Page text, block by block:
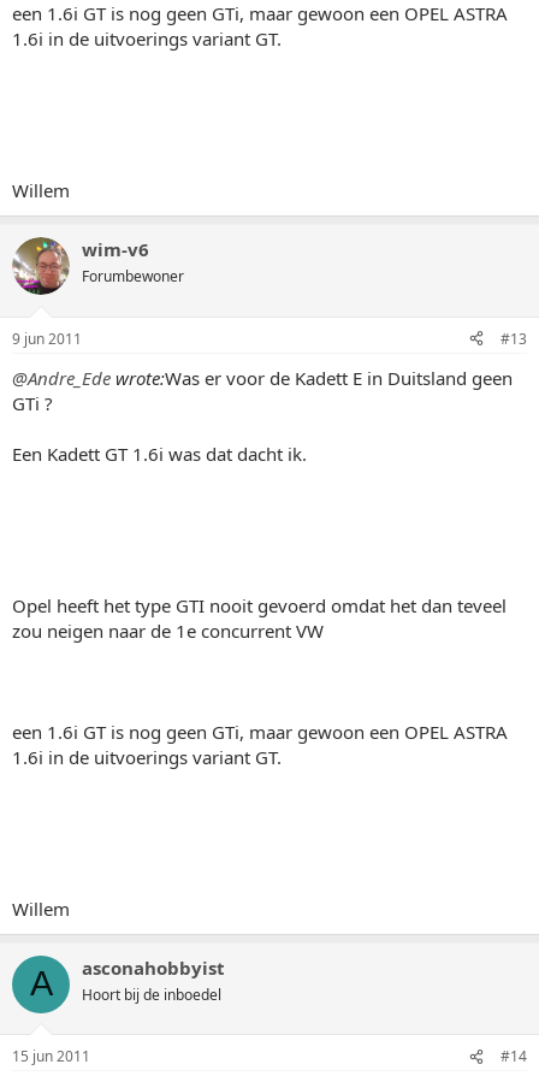
een 1.6i GT is nog geen GTi, maar gewoon een OPEL ASTRA
1.6i in de uitvoerings variant GT.
Willem
wim-v6
Forumbewoner
9 jun 2011 #13
@Andre_Ede wrote:Was er voor de Kadett E in Duitsland geen
GTi ?
Een Kadett GT 1.6i was dat dacht ik.
Opel heeft het type GTI nooit gevoerd omdat het dan teveel
zou neigen naar de 1e concurrent VW
een 1.6i GT is nog geen GTi, maar gewoon een OPEL ASTRA
1.6i in de uitvoerings variant GT.
Willem
A asconahobbyist
Hoort bij de inboedel
15 jun 2011 #14